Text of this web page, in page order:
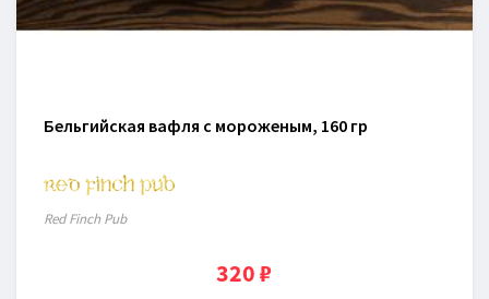
Бельгийская вафля с мороженым, 160 гр
Red Finch Pub
320 ₽